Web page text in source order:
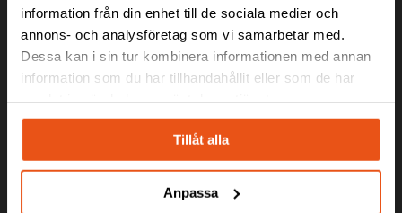
information från din enhet till de sociala medier och
annons- och analysföretag som vi samarbetar med.
Dessa kan i sin tur kombinera informationen med annan
information som du har tillhandahållit eller som de har
Tillåt alla
Anpassa
When Essve needed to break a supplier
dependency, Svekon developed a new
patented HDS tool for hidden deck
experience and competitiveness.